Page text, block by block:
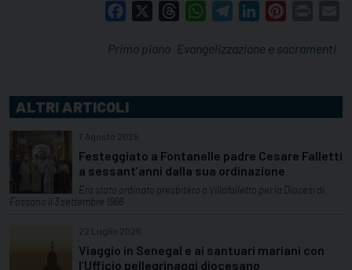
Facebook ThreadsWhatsAppTelegramLinkedIn
Evangelizzazione e sacramenti
Primo piano
ALTRI ARTICOLI
7 Agosto 2026
Festeggiato a Fontanelle padre Cesare Falletti
a sessant’anni dalla sua ordinazione
Era stato ordinato presbitero a Villafalletto per la Diocesi di
Fossano il 3 settembre 1966
22 Luglio 2026
Viaggio in Senegal e ai santuari mariani con
l’Ufficio pellegrinaggi diocesano